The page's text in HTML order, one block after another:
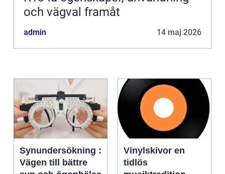
och vägval framåt
admin 14 maj 2026
Synundersökning :
Vägen till bättre
Vinylskivor en
tidlös